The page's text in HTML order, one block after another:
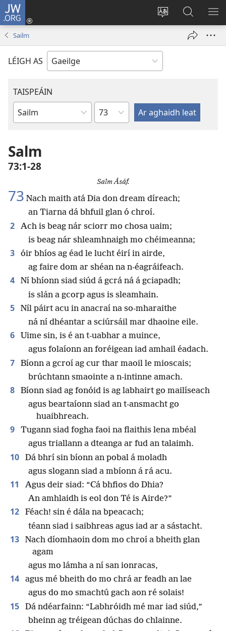
JW.ORG
Athraigh
láithreáin
Logáil
Isteach
window)
ar
JW.ORG
Sailm
LÉIGH AS
TAISPEÁIN
Leabhar
Chapter
Salm
73:1-28
Salm Ásáf.
73 Nach maith atá Dia don dream díreach;
an Tiarna dá bhfuil glan ó chroí.
2
Ach is beag nár sciorr mo chosa uaim;
is beag nár shleamhnaigh mo chéimeanna;
3
óir bhíos ag éad le lucht éirí in airde,
ag faire dom ar shéan na n-éagráifeach.
4
Ní bhíonn siad siúd á gcrá ná á gciapadh;
is slán a gcorp agus is sleamhain.
5
Níl páirt acu in anacraí na so-mharaithe
ná ní dhéantar a sciúrsáil mar dhaoine eile.
6
Uime sin, is é an t-uabhar a muince,
agus folaíonn an foréigean iad amhail éadach.
7
Bíonn a gcroí ag cur thar maoil le mioscais;
brúchtann smaointe a n-intinne amach.
8
Bíonn siad ag fonóid is ag labhairt go mailíseach
agus beartaíonn siad an t-ansmacht go
huaibhreach.
9
Tugann siad fogha faoi na flaithis lena mbéal
agus triallann a dteanga ar fud an talaimh.
10
Dá bhrí sin bíonn an pobal á moladh
agus slogann siad a mbíonn á rá acu.
11
Agus deir siad: “Cá bhfios do Dhia?
An amhlaidh is eol don Té is Airde?”
12
Féach! sin é dála na bpeacach;
téann siad i saibhreas agus iad ar a sástacht.
13
Nach díomhaoin dom mo chroí a bheith glan
agam
agus mo lámha a ní san ionracas,
14
agus mé bheith do mo chrá ar feadh an lae
agus do mo smachtú gach aon ré solais!
15
Dá ndéarfainn: “Labhróidh mé mar iad siúd,”
bheinn ag tréigean dúchas do chlainne.